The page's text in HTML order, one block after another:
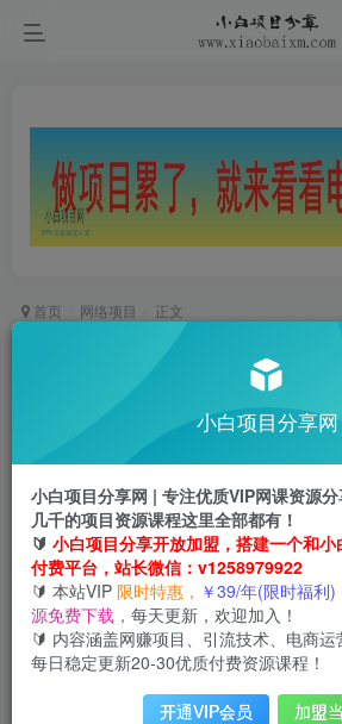
首页 网络项目 正文
抖音图文带货11.0，快速出单拿
抖音图文带货11.0，快速出单拿结果，
此内容为付费阅读，请付费后查看
会员专属资源
年VIP免费
您暂无购
付费阅读
小白项目分享网
小白项目分享网 | 专注优质VIP网课资源
几千的项目资源课程这里全部都有！
🔰 小白项目分享开放加盟，搭建一个和
付费平台，站长微信：v1258979922
🔰 本站VIP 限时特惠， ￥39/年(限时福利)
源免费下载， 每天更新，欢迎加入！
🔰 内容涵盖网赚项目、引流技术、电商运
每日稳定更新20-30优质付费资源课程！
开通VIP会员 加盟